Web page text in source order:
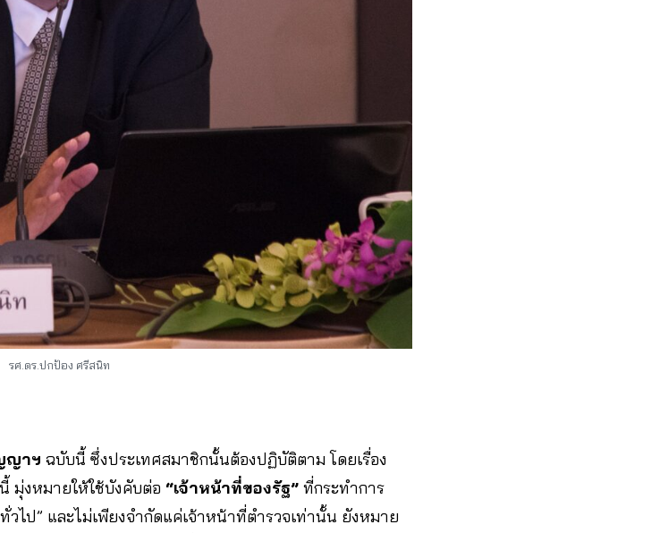
รศ.ดร.ปกป้อง ศรีสนิท
ญาฯ ฉบับนี้ ซึ่งประเทศสมาชิกนั้นต้องปฏิบัติตาม โดยเรื่อง
มุ่งหมายให้ใช้บังคับต่อ “เจ้าหน้าที่ของรัฐ” ที่กระทำการ
ไป” และไม่เพียงจำกัดแค่เจ้าหน้าที่ตำรวจเท่านั้น ยังหมาย